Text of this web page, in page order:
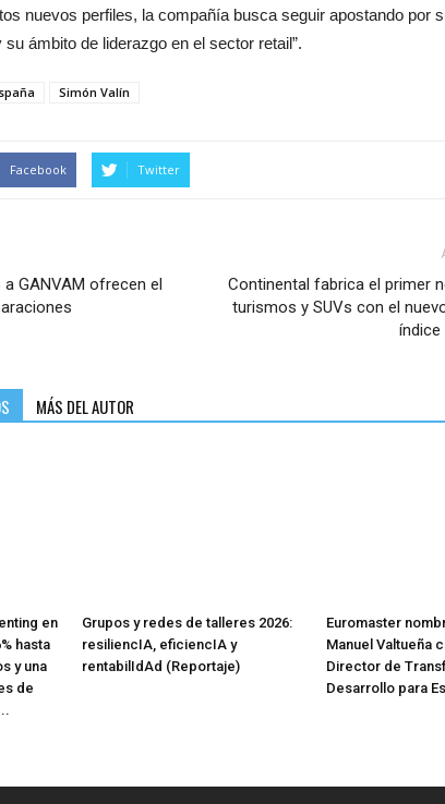
nuevos perfiles, la compañía busca seguir apostando por
ámbito de liderazgo en el sector retail”.
Simón Valín
Facebook Twitter
GANVAM ofrecen el
Continental fabrica el primer
turismos y SUVs con el
índice
MÁS DEL AUTOR
en
hasta
y una
de
Grupos y redes de talleres 2026:
resiliencIA, eficiencIA y
rentabilIdAd (Reportaje)
Euromaster
Manuel Valtueña
Director de
Desarrollo para